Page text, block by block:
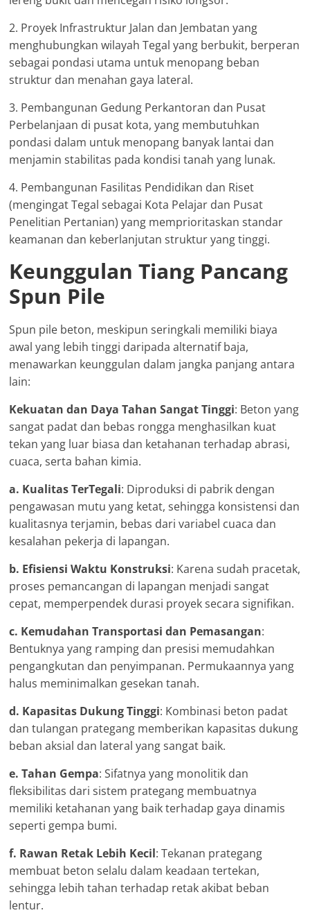
2. Proyek Infrastruktur Jalan dan Jembatan yang
menghubungkan wilayah Tegal yang berbukit, berperan
sebagai pondasi utama untuk menopang beban
struktur dan menahan gaya lateral.
3. Pembangunan Gedung Perkantoran dan Pusat
Perbelanjaan di pusat kota, yang membutuhkan
pondasi dalam untuk menopang banyak lantai dan
menjamin stabilitas pada kondisi tanah yang lunak.
4. Pembangunan Fasilitas Pendidikan dan Riset
(mengingat Tegal sebagai Kota Pelajar dan Pusat
Penelitian Pertanian) yang memprioritaskan standar
keamanan dan keberlanjutan struktur yang tinggi.
Keunggulan Tiang Pancang
Spun Pile
Spun pile beton, meskipun seringkali memiliki biaya
awal yang lebih tinggi daripada alternatif baja,
menawarkan keunggulan dalam jangka panjang antara
lain:
Kekuatan dan Daya Tahan Sangat Tinggi: Beton yang
sangat padat dan bebas rongga menghasilkan kuat
tekan yang luar biasa dan ketahanan terhadap abrasi,
cuaca, serta bahan kimia.
a. Kualitas TerTegali: Diproduksi di pabrik dengan
pengawasan mutu yang ketat, sehingga konsistensi dan
kualitasnya terjamin, bebas dari variabel cuaca dan
kesalahan pekerja di lapangan.
b. Efisiensi Waktu Konstruksi: Karena sudah pracetak,
proses pemancangan di lapangan menjadi sangat
cepat, memperpendek durasi proyek secara signifikan.
c. Kemudahan Transportasi dan Pemasangan:
Bentuknya yang ramping dan presisi memudahkan
pengangkutan dan penyimpanan. Permukaannya yang
halus meminimalkan gesekan tanah.
d. Kapasitas Dukung Tinggi: Kombinasi beton padat
dan tulangan prategang memberikan kapasitas dukung
beban aksial dan lateral yang sangat baik.
e. Tahan Gempa: Sifatnya yang monolitik dan
fleksibilitas dari sistem prategang membuatnya
memiliki ketahanan yang baik terhadap gaya dinamis
seperti gempa bumi.
f. Rawan Retak Lebih Kecil: Tekanan prategang
membuat beton selalu dalam keadaan tertekan,
sehingga lebih tahan terhadap retak akibat beban
lentur.